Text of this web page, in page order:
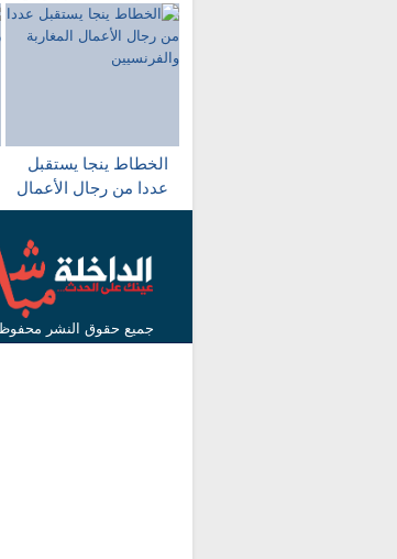
الجهة بمطار الداخلة
الخطاط ينجا يستقبل
عددا من رجال الأعمال
المغاربة والفرنسيين
جميع حقوق النشر محفوظة